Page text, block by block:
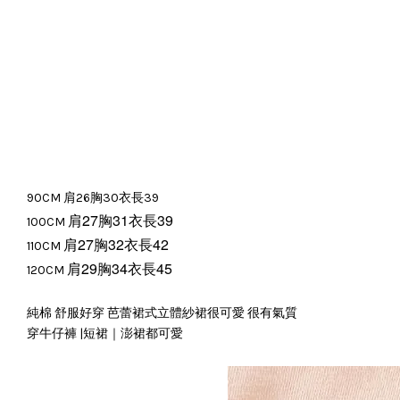
90CM 肩26胸30衣長39
100CM 肩27胸31衣長39
110CM 肩27胸32衣長42
120CM 肩29胸34衣長45
純棉 舒服好穿 芭蕾裙式立體紗裙很可愛 很有氣質
穿牛仔褲 |短裙｜澎裙都可愛